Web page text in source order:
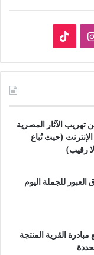
انستقرام
الآثار المصرية
(حيث تُباع
رقيب)
للجملة اليوم
القرية المنتجة